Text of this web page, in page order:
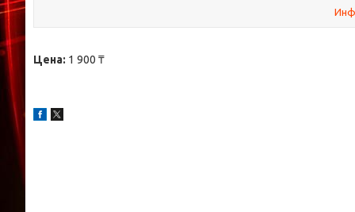
Цена: 1 900 ₸